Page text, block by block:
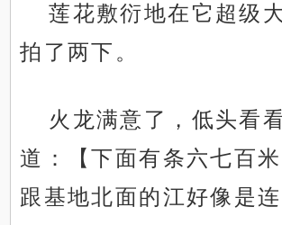
莲花敷衍地在它超级
拍了两下。
火龙满意了，低头看
道：【下面有条六七百米
跟基地北面的江好像是连